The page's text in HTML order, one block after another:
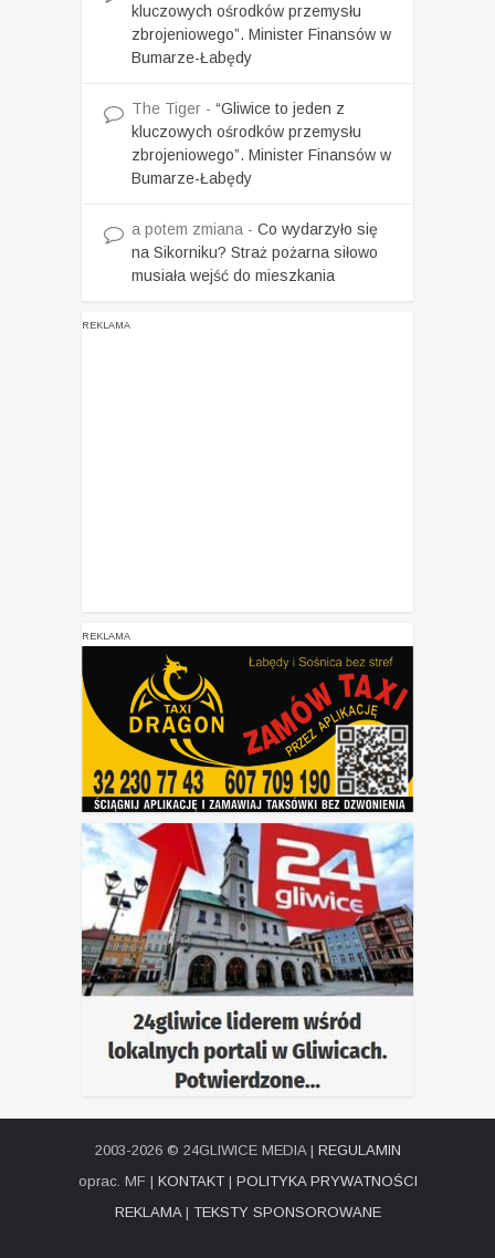
kluczowych ośrodków przemysłu
zbrojeniowego”. Minister Finansów w
Bumarze-Łabędy
The Tiger - “Gliwice to jeden z
kluczowych ośrodków przemysłu
zbrojeniowego”. Minister Finansów w
Bumarze-Łabędy
a potem zmiana - Co wydarzyło się
na Sikorniku? Straż pożarna siłowo
musiała wejść do mieszkania
REKLAMA
REKLAMA
2003-2026 © 24GLIWICE MEDIA | REGULAMIN
oprac. MF | KONTAKT| POLITYKA PRYWATNOŚCI
REKLAMA| TEKSTY SPONSOROWANE